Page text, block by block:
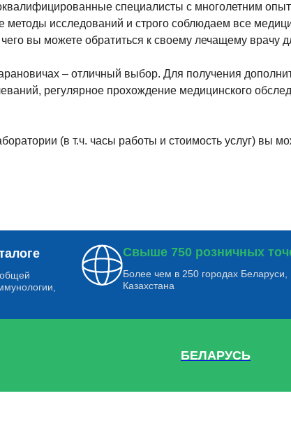
специалисты с многолетним
методы исследований и строго соблюдаем все
вы можете обратиться к своему лечащему врачу
– отличный выбор. Для получения
регулярное прохождение медицинского
(в т.ч. часы работы и стоимость услуг) вы
Свыше 750 розничных
Более чем в 250 городах Беларуси,
Казахстана
БЕЛАРУСЬ